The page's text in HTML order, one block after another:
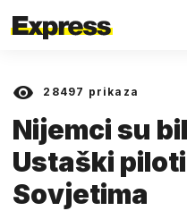
28497 prikaza
Nijemci su
Ustaški
Sovjetima